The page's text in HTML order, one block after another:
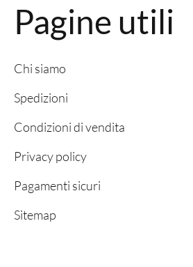
Pagine utili
Chi siamo
Spedizioni
Condizioni di vendita
Privacy policy
Pagamenti sicuri
Sitemap